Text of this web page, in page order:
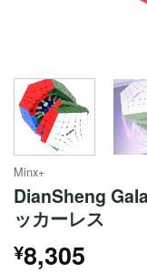
Minx+
DianSheng
ッカーレス
¥8,305